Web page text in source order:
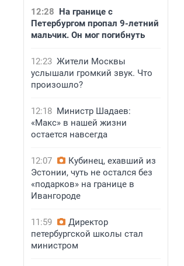
12:28 На границе с
Петербургом пропал 9-летний
мальчик. Он мог погибнуть
12:23 Жители Москвы
услышали громкий звук. Что
произошло?
12:18 Министр Шадаев:
«Макс» в нашей жизни
остается навсегда
12:07
Кубинец, ехавший из
Эстонии, чуть не остался без
«подарков» на границе в
Ивангороде
11:59
Директор
петербургской школы стал
министром